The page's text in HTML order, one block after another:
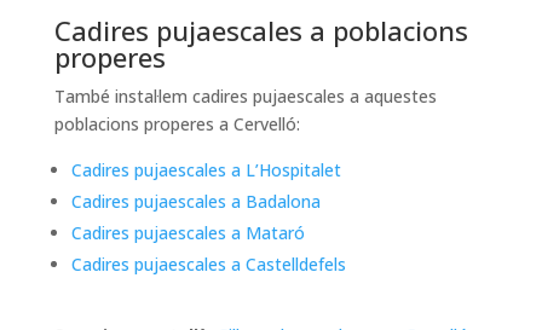
Cadires pujaescales a poblacions
properes
També instal·lem cadires pujaescales a aquestes
poblacions properes a Cervelló:
Cadires pujaescales a L’Hospitalet
Cadires pujaescales a Badalona
Cadires pujaescales a Mataró
Cadires pujaescales a Castelldefels